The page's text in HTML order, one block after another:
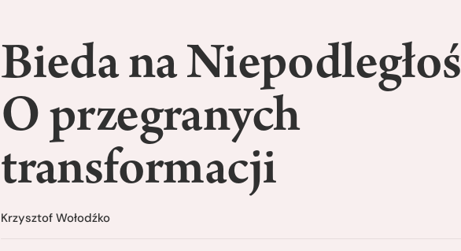
Bieda na
O przegranych
transformacji
Krzysztof Wołodźko